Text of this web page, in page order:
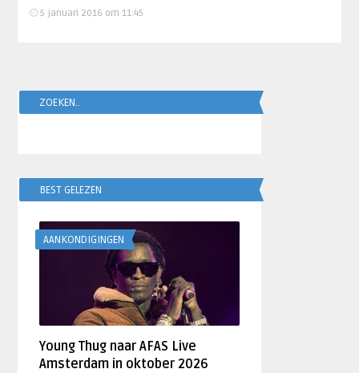
5 januari 2016 om 11:45
ZOEKEN..
BEST GELEZEN
AANKONDIGINGEN
Young Thug naar AFAS Live
Amsterdam in oktober 2026